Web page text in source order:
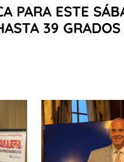
PARA ESTE
39